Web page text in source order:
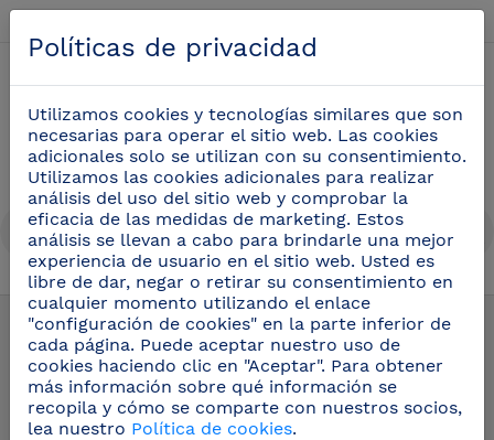
Pictogramas inox (42)
Políticas de privacidad
Utilizamos cookies y tecnologías similares que son
necesarias para operar el sitio web. Las cookies
adicionales solo se utilizan con su consentimiento.
Utilizamos las cookies adicionales para realizar
análisis del uso del sitio web y comprobar la
eficacia de las medidas de marketing. Estos
análisis se llevan a cabo para brindarle una mejor
experiencia de usuario en el sitio web. Usted es
libre de dar, negar o retirar su consentimiento en
cualquier momento utilizando el enlace
"configuración de cookies" en la parte inferior de
cada página. Puede aceptar nuestro uso de
cookies haciendo clic en "Aceptar". Para obtener
más información sobre qué información se
recopila y cómo se comparte con nuestros socios,
lea nuestro Política de cookies.